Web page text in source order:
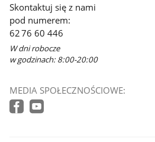
Skontaktuj się z nami
pod numerem:
62 76 60 446
W dni robocze
w godzinach: 8:00-20:00
MEDIA SPOŁECZNOŚCIOWE: